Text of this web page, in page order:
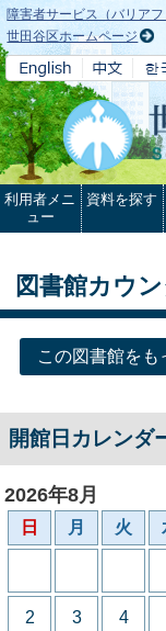
本文へ
障害者サービス（バリアフ
世田谷区ホームページ
利用者メニ
ュー
資料を探す
図書館カウ
この図書館をも
開館日カレンダ
2026年8月
日 月 火
2 3 4